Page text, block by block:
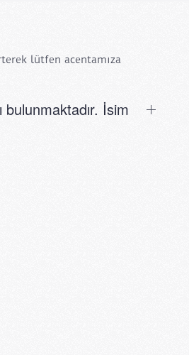
lütfen acentamıza
bulunmaktadır. İsim